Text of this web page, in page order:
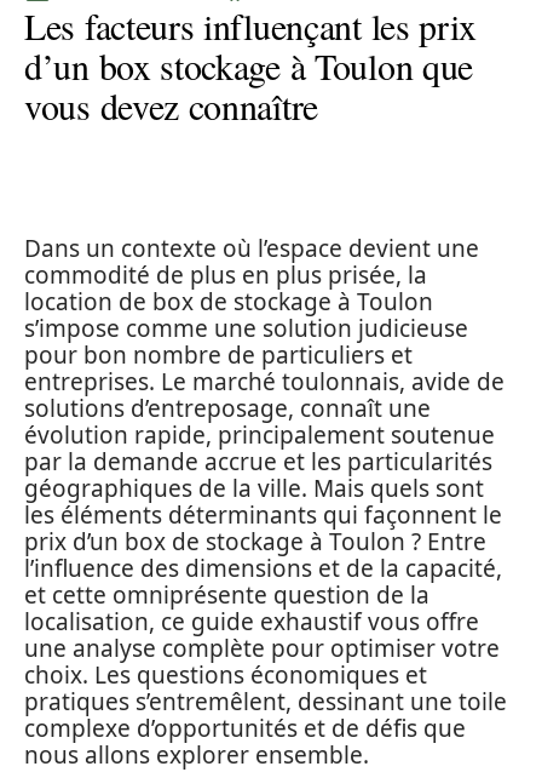
Les facteurs influençant les prix
d’un box stockage à Toulon que
vous devez connaître
Dans un contexte où l’espace devient une
commodité de plus en plus prisée, la
location de box de stockage à Toulon
s’impose comme une solution judicieuse
pour bon nombre de particuliers et
entreprises. Le marché toulonnais, avide de
solutions d’entreposage, connaît une
évolution rapide, principalement soutenue
par la demande accrue et les particularités
géographiques de la ville. Mais quels sont
les éléments déterminants qui façonnent le
prix d’un box de stockage à Toulon ? Entre
l’influence des dimensions et de la capacité,
et cette omniprésente question de la
localisation, ce guide exhaustif vous offre
une analyse complète pour optimiser votre
choix. Les questions économiques et
pratiques s’entremêlent, dessinant une toile
complexe d’opportunités et de défis que
nous allons explorer ensemble.